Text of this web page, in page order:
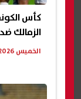
كأس
الزمالك
الخميس 16/04/2026 12:30 م